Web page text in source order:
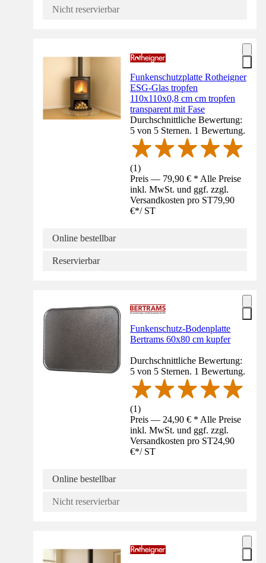
Nicht reservierbar
Funkenschutzplatte Rotheigner
ESG-Glas tropfen
110x110x0,8 cm cm tropfen
transparent mit Fase
Durchschnittliche Bewertung:
5 von 5 Sternen. 1 Bewertung.
(1)
Preis — 79,90 € * Alle Preise
inkl. MwSt. und ggf. zzgl.
Versandkosten pro ST79,90
€*/ ST
Online bestellbar
Reservierbar
Funkenschutz-Bodenplatte
Bertrams 60x80 cm kupfer
Durchschnittliche Bewertung:
5 von 5 Sternen. 1 Bewertung.
(1)
Preis — 24,90 € * Alle Preise
inkl. MwSt. und ggf. zzgl.
Versandkosten pro ST24,90
€*/ ST
Online bestellbar
Nicht reservierbar